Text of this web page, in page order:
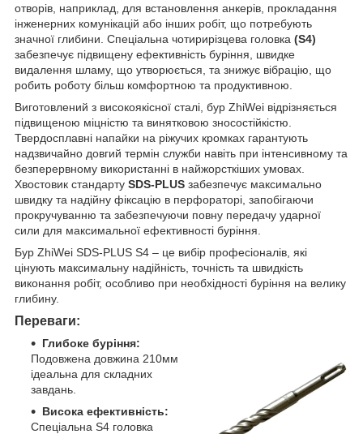
отворів, наприклад, для встановлення анкерів, прокладання
інженерних комунікацій або інших робіт, що потребують
значної глибини. Спеціальна чотирирізцева головка (S4)
забезпечує підвищену ефективність буріння, швидке
видалення шламу, що утворюється, та знижує вібрацію, що
робить роботу більш комфортною та продуктивною.
Виготовлений з високоякісної сталі, бур ZhiWei відрізняється
підвищеною міцністю та винятковою зносостійкістю.
Твердосплавні напайки на ріжучих кромках гарантують
надзвичайно довгий термін служби навіть при інтенсивному та
безперервному використанні в найжорсткіших умовах.
Хвостовик стандарту SDS-PLUS забезпечує максимально
швидку та надійну фіксацію в перфораторі, запобігаючи
прокручуванню та забезпечуючи повну передачу ударної
сили для максимальної ефективності буріння.
Бур ZhiWei SDS-PLUS S4 – це вибір професіоналів, які
цінують максимальну надійність, точність та швидкість
виконання робіт, особливо при необхідності буріння на велику
глибину.
Переваги:
Глибоке буріння:
Подовжена довжина 210мм
ідеальна для складних
завдань.
Висока ефективність:
Спеціальна S4 головка